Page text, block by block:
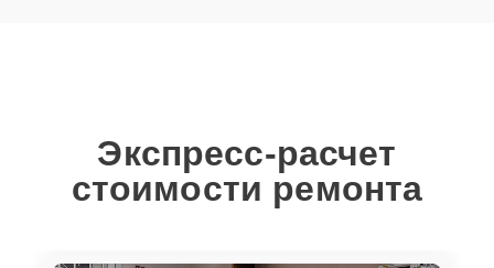
Экспресс-расчет
стоимости ремонта